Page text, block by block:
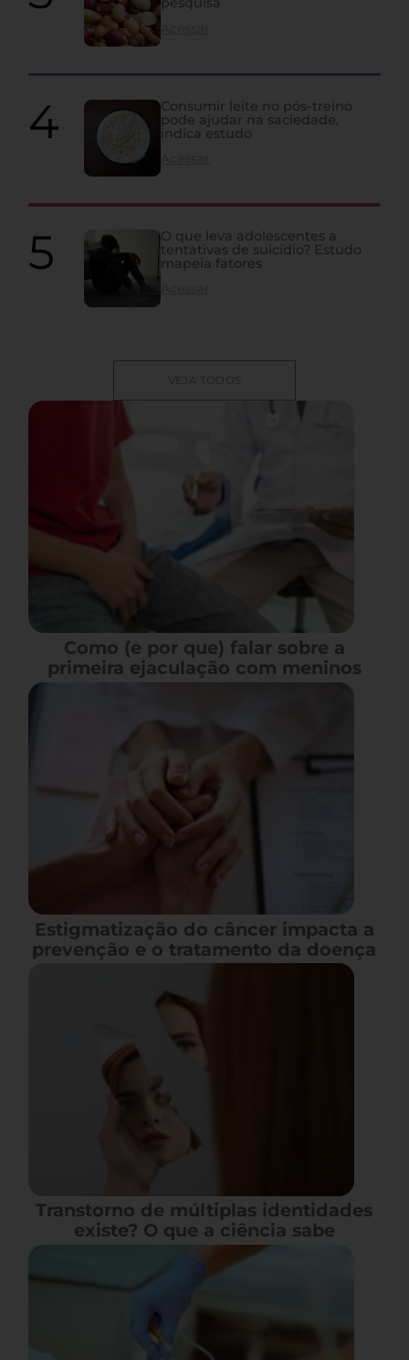
Consumir leite no pós-treino
pode ajudar na saciedade,
indica estudo
O que leva adolescentes a
tentativas de suicídio? Estudo
mapeia fatores
VEJA TODOS
Como (e por que) falar sobre a
primeira ejaculação com meninos
Estigmatização do câncer impacta a
prevenção e o tratamento da doença
Transtorno de múltiplas identidades
existe? O que a ciência sabe